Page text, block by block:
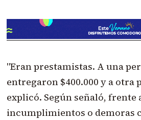
"Eran prestamistas. A una
entregaron $400.000 y a otra
explicó. Según señaló, frente
incumplimientos o demoras